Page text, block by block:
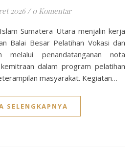
2026/ 0 Komentar
Balai Besar Pelatihan Vokasi dan
melalui penandatanganan nota
dalam program pelatihan
masyarakat. Kegiatan…
SELENGKAPNYA